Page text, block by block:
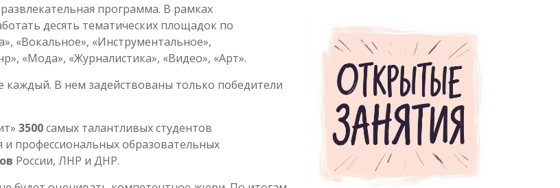
программа. В рамках
десять тематических площадок по
«Вокальное», «Инструментальное»,
«Мода», «Журналистика», «Видео», «Арт».
каждый. В нем задействованы только победители
3500самых талантливых студентов
профессиональных образовательных
России, ЛНР и ДНР.